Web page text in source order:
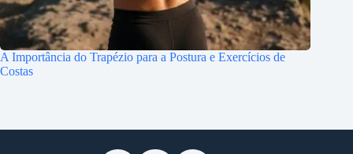
A Importância do Trapézio para a Postura e Exercícios de
Costas